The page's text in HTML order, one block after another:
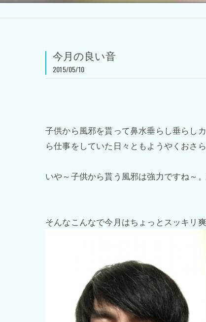
今月の良い音
2015/05/10
子供から風邪を貰って鼻水垂らし垂らし
ら仕事をしていた日々ともようやくおさら
いや～子供から貰う風邪は強力ですね～
そんなこんなで今月はちょっとスッキリ